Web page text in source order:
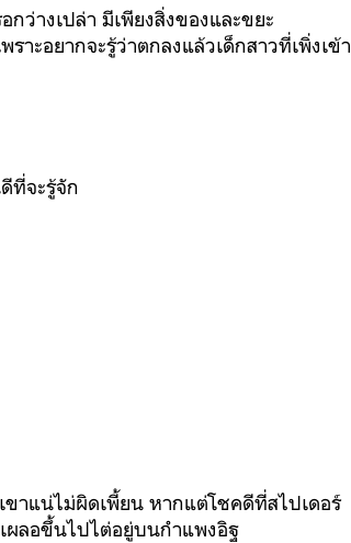
ว่างเปล่า มีเพียงสิ่งของและขยะ
าะอยากจะรู้ว่าตกลงแล้วเด็กสาวที่เพิ่งเข้า
ที่จะรู้จัก
าแน่ไม่ผิดเพี้ยน หากแต่โชคดีที่สไปเดอร์
ผลอขึ้นไปไต่อยู่บนกำแพงอิฐ